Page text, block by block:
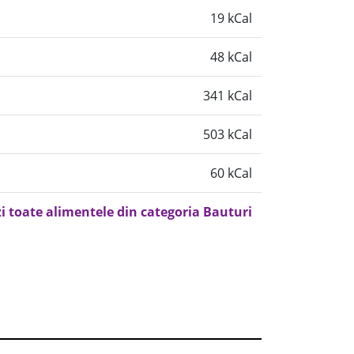
19 kCal
48 kCal
341 kCal
503 kCal
60 kCal
toate alimentele din categoria Bauturi